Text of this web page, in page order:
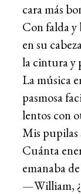
cara más
Con falda y
en su
la cintura y
La música
pasmosa
lentos con
Mis pupilas
Cuánta
emanaba
—William,